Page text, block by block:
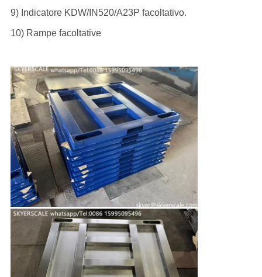
9) Indicatore KDW/IN520/A23P facoltativo.
10) Rampe facoltative